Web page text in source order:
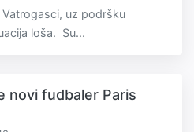
uz podršku
loša. Su...
novi fudbaler Paris